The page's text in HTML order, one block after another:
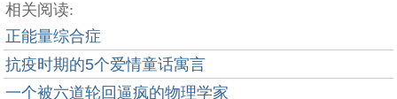
相关阅读:
正能量综合症
抗疫时期的5个爱情童话寓言
一个被六道轮回逼疯的物理学家